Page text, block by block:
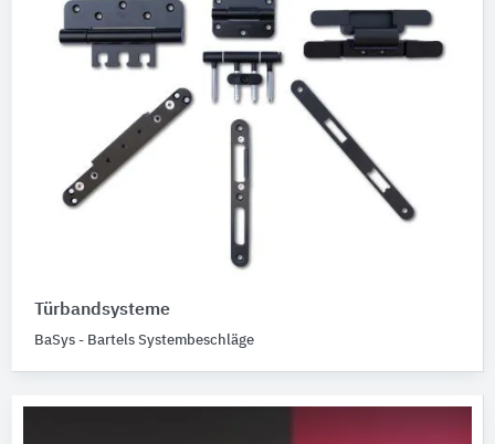
Türbandsysteme
BaSys - Bartels Systembeschläge